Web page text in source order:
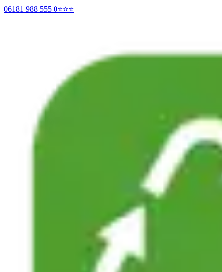
06181 988 555 0⭐⭐⭐